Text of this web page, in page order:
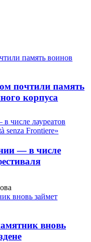
почтили память
корпуса
— в числе
вновь